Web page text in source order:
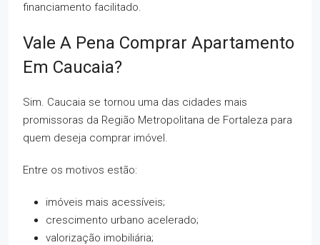
financiamento facilitado.
Vale A Pena Comprar Apartamento
Em Caucaia?
Sim. Caucaia se tornou uma das cidades mais
promissoras da Região Metropolitana de Fortaleza para
quem deseja comprar imóvel.
Entre os motivos estão:
imóveis mais acessíveis;
crescimento urbano acelerado;
valorização imobiliária;